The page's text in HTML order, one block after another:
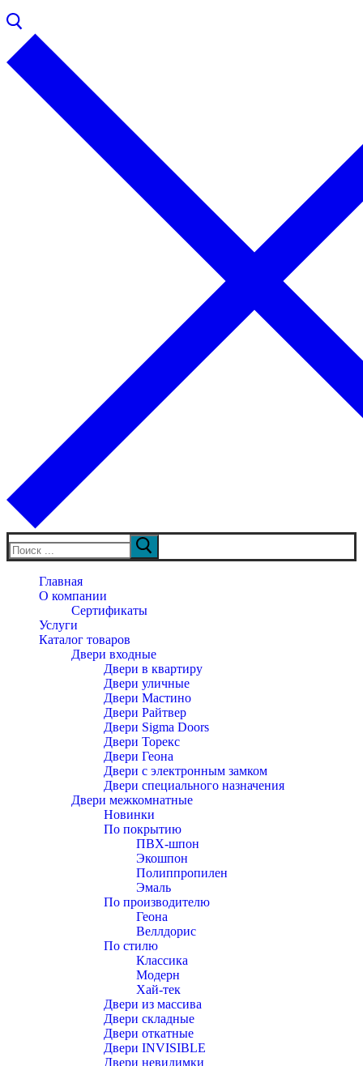
Искать:
Главная
О компании
Сертификаты
Услуги
Каталог товаров
Двери входные
Двери в квартиру
Двери уличные
Двери Мастино
Двери Райтвер
Двери Sigma Doors
Двери Торекс
Двери Геона
Двери с электронным замком
Двери специального назначения
Двери межкомнатные
Новинки
По покрытию
ПВХ-шпон
Экошпон
Полиппропилен
Эмаль
По производителю
Геона
Веллдорис
По стилю
Классика
Модерн
Хай-тек
Двери из массива
Двери складные
Двери откатные
Двери INVISIBLE
Двери невидимки